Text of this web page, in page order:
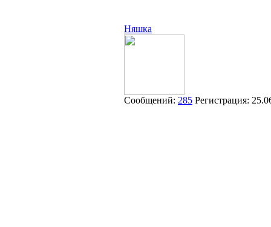
Няшка
Сообщений: 285 Регистрация: